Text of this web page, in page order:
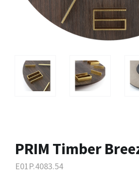
PRIM Timber
E01P.4083.54